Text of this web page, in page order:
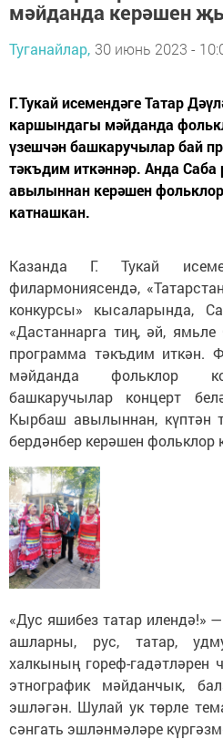
мәйданда керәшен
Туганайлар, 30 июнь 2023 -
Г.Тукай исемендәге Татар
каршындагы мәйданда
үзешчән башкаручылар бай
тәкъдим иткәннәр. Анда
авылыннан керәшен
катнашкан.
Казанда Г. Тукай
филармониясендә,
конкурсы» кысаларында,
«Дастаннарга тиң, әй,
программа тәкъдим иткән.
мәйданда фольклор
башкаручылар концерт
Кырбаш авылыннан, күптән
бердәнбер керәшен фольклор
«Дус яшибез татар илендә!»
ашларны, рус, татар,
халкының гореф-гадәтләрен
этнографик мәйданчык,
эшләгән. Шулай ук төрле
сәнгать эшләнмәләре